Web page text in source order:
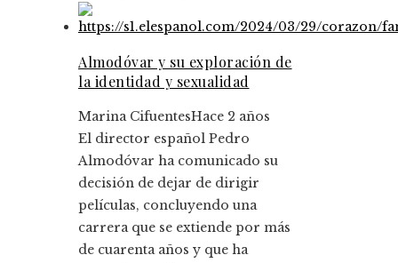
Almodóvar y su exploración de
la identidad y sexualidad
Marina CifuentesHace 2 años
El director español Pedro
Almodóvar ha comunicado su
decisión de dejar de dirigir
películas, concluyendo una
carrera que se extiende por más
de cuarenta años y que ha